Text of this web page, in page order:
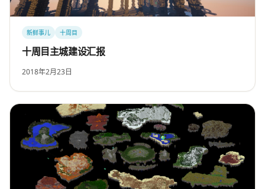
新鲜事儿 十周目
十周目主城建设汇报
2018年2月23日